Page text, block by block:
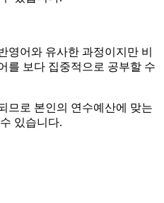
영어와 유사한 과정이지만 비
를 보다 집중적으로 공부할 수
므로 본인의 연수예산에 맞는
있습니다.